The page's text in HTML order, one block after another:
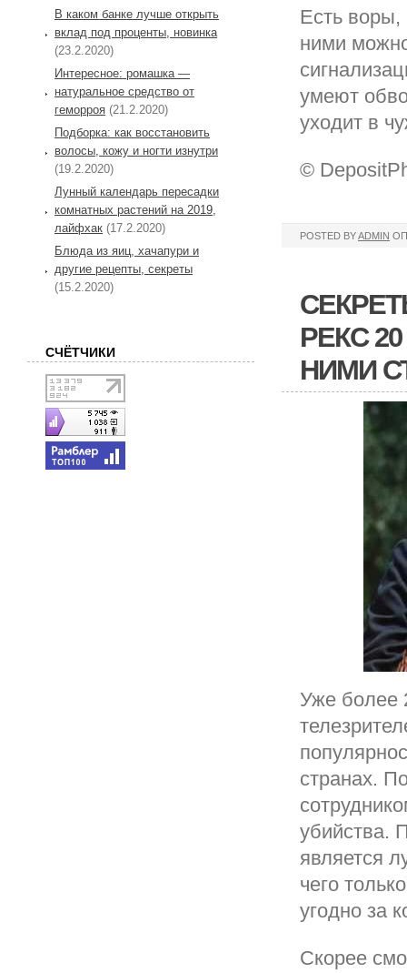
Есть воры,
ними
умеют
уходит в
©
POSTED BYADMIN
РЕКС
НИМИ
Уже более
странах.
убийства.
является
чего
угодно за
Скорее
В каком банке лучше открыть
вклад под проценты, новинка
(23.2.2020)
Интересное: ромашка —
натуральное средство от
геморроя (21.2.2020)
Подборка: как восстановить
волосы, кожу и ногти изнутри
(19.2.2020)
Лунный календарь пересадки
комнатных растений на 2019,
лайфхак (17.2.2020)
Блюда из яиц, хачапури и
другие рецепты, секреты
(15.2.2020)
СЧЁТЧИКИ